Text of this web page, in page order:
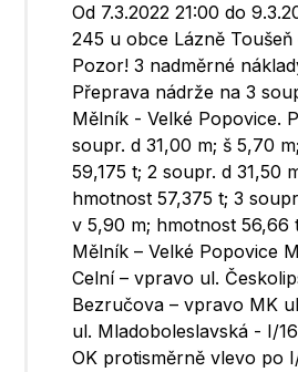
Od 7.3.2022 21:00 do
245 u obce Lázně
Pozor! 3 nadměrné
Přeprava nádrže na 3
Mělník - Velké Popovice.
soupr. d 31,00 m; š 5,70
59,175 t; 2 soupr. d 31,50
hmotnost 57,375 t; 3
v 5,90 m; hmotnost 56,66
Mělník – Velké Popovice
Celní – vpravo ul.
Bezručova – vpravo MK
ul. Mladoboleslavská - I/
OK protisměrně vlevo po